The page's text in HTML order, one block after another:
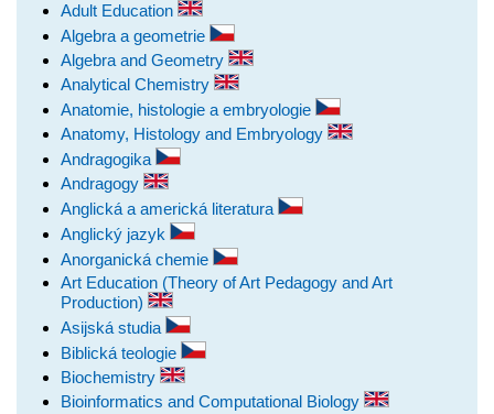
Adult Education
Algebra a geometrie
Algebra and Geometry
Analytical Chemistry
Anatomie, histologie a embryologie
Anatomy, Histology and Embryology
Andragogika
Andragogy
Anglická a americká literatura
Anglický jazyk
Anorganická chemie
Art Education (Theory of Art Pedagogy and Art
Production)
Asijská studia
Biblická teologie
Biochemistry
Bioinformatics and Computational Biology